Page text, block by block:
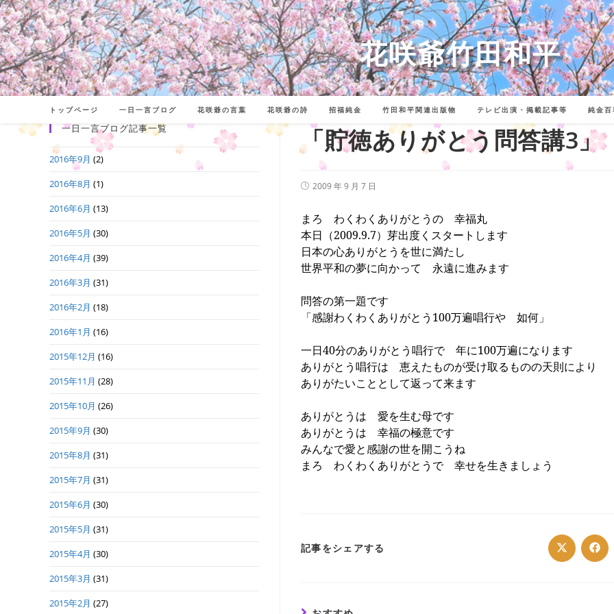
コ
ン
テ
ン
ツ
花咲爺竹田和平
トップページ 一日一言ブログ 花咲爺の言葉 花咲爺の詩 招福純金 竹田和平関連出版物 テレビ出演・掲載記事等 純金百
「貯徳ありがとう問答講3」
投
開
日:
2009 年 9 月 7 日
まろ わくわくありがとうの 幸福丸
本日（2009.9.7）芽出度くスタートします
日本の心ありがとうを世に満たし
世界平和の夢に向かって 永遠に進みます
問答の第一題です
「感謝わくわくありがとう 100万遍唱行や 如何」
一日40分のありがとう唱行で 年に100万遍になります
ありがとう唱行は 恵えたものが受け取るものの天則により
ありがたいこととして返って来ます
ありがとうは 愛を生む母です
ありがとうは 幸福の極意です
みんなで愛と感謝の世を開こうね
まろ わくわくありがとうで 幸せを生きましょう
記事をシェアする Opens
in in
一日一言ブログ記事一覧
2016年9月 (2)
2016年8月 (1)
2016年6月 (13)
2016年5月 (30)
2016年4月 (39)
2016年3月 (31)
2016年2月 (18)
2016年1月 (16)
2015年12月 (16)
2015年11月 (28)
2015年10月 (26)
2015年9月 (30)
2015年8月 (31)
2015年7月 (31)
2015年6月 (30)
2015年5月 (31)
2015年4月 (30)
2015年3月 (31)
2015年2月 (27)